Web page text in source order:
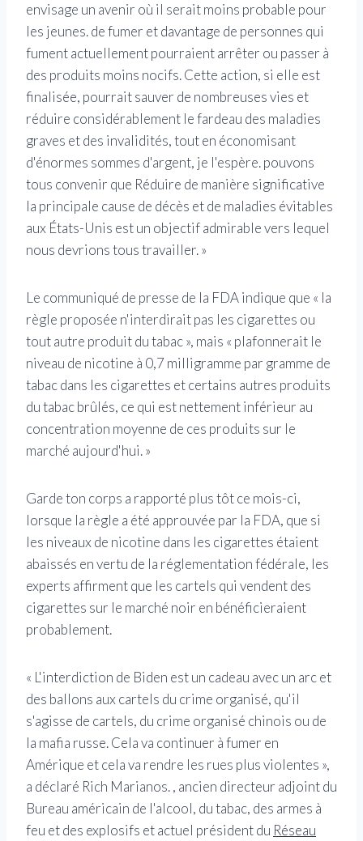
envisage un avenir où il serait moins probable pour
les jeunes. de fumer et davantage de personnes qui
fument actuellement pourraient arrêter ou passer à
des produits moins nocifs. Cette action, si elle est
finalisée, pourrait sauver de nombreuses vies et
réduire considérablement le fardeau des maladies
graves et des invalidités, tout en économisant
d'énormes sommes d'argent, je l'espère. pouvons
tous convenir que Réduire de manière significative
la principale cause de décès et de maladies évitables
aux États-Unis est un objectif admirable vers lequel
nous devrions tous travailler. »
Le communiqué de presse de la FDA indique que « la
règle proposée n'interdirait pas les cigarettes ou
tout autre produit du tabac », mais « plafonnerait le
niveau de nicotine à 0,7 milligramme par gramme de
tabac dans les cigarettes et certains autres produits
du tabac brûlés, ce qui est nettement inférieur au
concentration moyenne de ces produits sur le
marché aujourd'hui. »
Garde ton corps a rapporté plus tôt ce mois-ci,
lorsque la règle a été approuvée par la FDA, que si
les niveaux de nicotine dans les cigarettes étaient
abaissés en vertu de la réglementation fédérale, les
experts affirment que les cartels qui vendent des
cigarettes sur le marché noir en bénéficieraient
probablement.
« L'interdiction de Biden est un cadeau avec un arc et
des ballons aux cartels du crime organisé, qu'il
s'agisse de cartels, du crime organisé chinois ou de
la mafia russe. Cela va continuer à fumer en
Amérique et cela va rendre les rues plus violentes »,
a déclaré Rich Marianos. , ancien directeur adjoint du
Bureau américain de l'alcool, du tabac, des armes à
feu et des explosifs et actuel président du Réseau